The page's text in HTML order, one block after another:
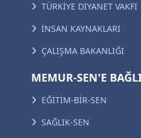
TÜRKİYE DİYANET VAKFI
İNSAN KAYNAKLARI
ÇALIŞMA BAKANLIĞI
MEMUR-SEN'E
EĞİTİM-BİR-SEN
SAĞLIK-SEN